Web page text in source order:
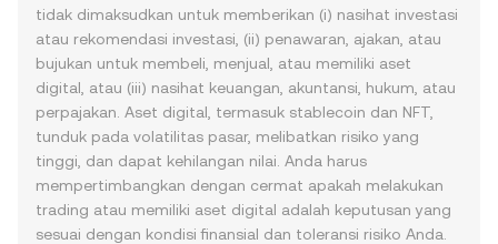
tidak dimaksudkan untuk memberikan (i) nasihat investasi
atau rekomendasi investasi, (ii) penawaran, ajakan, atau
bujukan untuk membeli, menjual, atau memiliki aset
digital, atau (iii) nasihat keuangan, akuntansi, hukum, atau
perpajakan. Aset digital, termasuk stablecoin dan NFT,
tunduk pada volatilitas pasar, melibatkan risiko yang
tinggi, dan dapat kehilangan nilai. Anda harus
mempertimbangkan dengan cermat apakah melakukan
trading atau memiliki aset digital adalah keputusan yang
sesuai dengan kondisi finansial dan toleransi risiko Anda.